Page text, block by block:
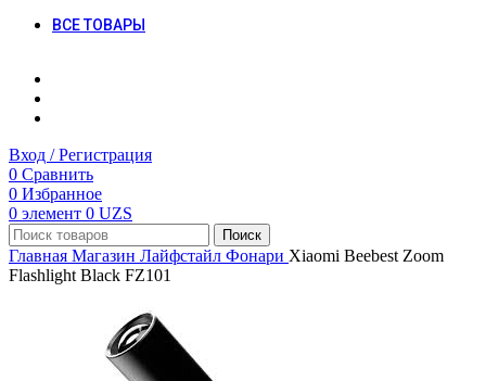
ВСЕ ТОВАРЫ
Вход / Регистрация
0 Сравнить
0 Избранное
0 элемент 0 UZS
Поиск
Главная Магазин Лайфстайл Фонари Xiaomi Beebest Zoom
Flashlight Black FZ101